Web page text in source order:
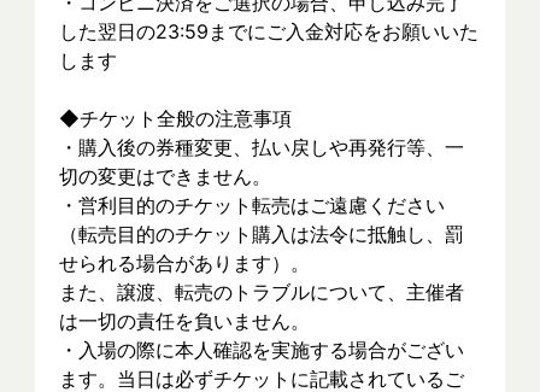
した翌日の23:59までにご入金対応をお願いいた
します
◆チケット全般の注意事項
・購入後の券種変更、払い戻しや再発行等、一
切の変更はできません。
・営利目的のチケット転売はご遠慮ください
（転売目的のチケット購入は法令に抵触し、罰
せられる場合があります）。
また、譲渡、転売のトラブルについて、主催者
は一切の責任を負いません。
・入場の際に本人確認を実施する場合がござい
ます。当日は必ずチケットに記載されているご